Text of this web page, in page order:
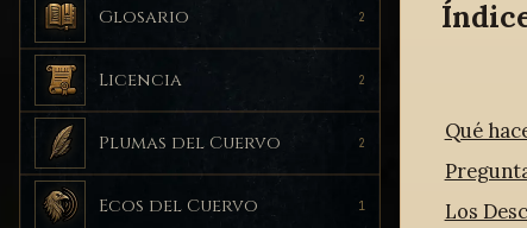
Glosario 2
Licencia 2
Plumas del Cuervo 2
Ecos del Cuervo 1
Qué
Los